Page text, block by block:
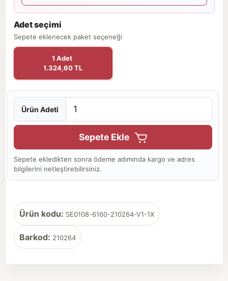
Adet seçimi
Sepete eklenecek paket seçeneği
1 Adet
1.324,60 TL
Ürün Adeti
Sepete Ekle
Sepete ekledikten sonra ödeme adımında kargo ve adres
bilgilerini netleştirebilirsiniz.
Ürün kodu: SE0108-6160-210264-V1-1X
Barkod: 210264